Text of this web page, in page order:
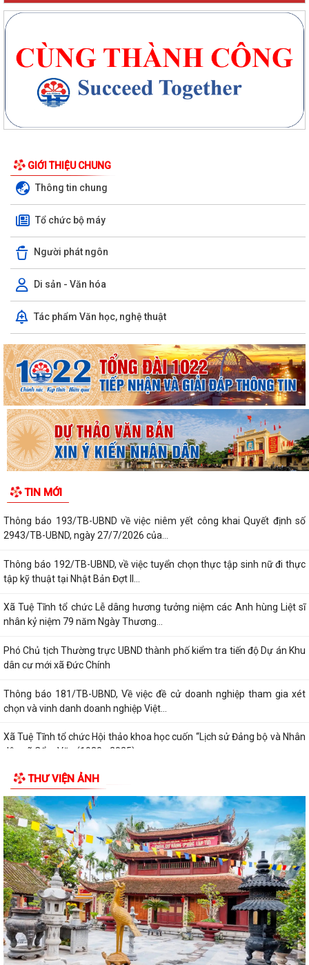
GIỚI THIỆU CHUNG
Thông tin chung
Tổ chức bộ máy
Người phát ngôn
Di sản - Văn hóa
Tác phẩm Văn học, nghệ thuật
TIN MỚI
Thông báo 195/TB-UBND, về việc niêm yết công khai Quyết định số
2370/2026/QĐ-UBND, ngày 27/7/2026...
Thông báo 187/TB-UBND, về việc niêm yết công khai Quyết định
59/2026/QĐ-UBND, ngày 21/7/2026 của...
Thông báo 188/TB-UBND, về việc niêm yết công khai Quyết định
60/2026/QĐ-UBND, ngày 21/7/2026 của...
Thông báo 189/TB-UBND về việc tham gia Giải thưởng Chất lượng
Quốc Gia năm 2026
dưỡng, nhân viên chăm sóc đi làm tại...
Thông báo 193/TB-UBND về việc niêm yết công khai Quyết định số
2943/TB-UBND, ngày 27/7/2026 của...
Thông báo 192/TB-UBND, về việc tuyển chọn thực tập sinh nữ đi thực
tập kỹ thuật tại Nhật Bản Đợt II...
Xã Tuệ Tĩnh tổ chức Lễ dâng hương tưởng niệm các Anh hùng Liệt sĩ
nhân kỷ niệm 79 năm Ngày Thương...
Phó Chủ tịch Thường trực UBND thành phố kiểm tra tiến độ Dự án Khu
dân cư mới xã Đức Chính
Thông báo 181/TB-UBND, Về việc đề cử doanh nghiệp tham gia xét
chọn và vinh danh doanh nghiệp Việt...
Xã Tuệ Tĩnh tổ chức Hội thảo khoa học cuốn “Lịch sử Đảng bộ và Nhân
dân xã Cẩm Văn (1930 - 2025)
Nghị quyết điều chỉnh, bổ sung (lần 2) kế hoạch đầu tư công năm 2026
Kế hoạch 254 triển khai thực hiện Nghị định số 142/2026/NĐ-CP của
Chính phủ quy định chi tiết một...
Kỳ họp thứ Năm HĐND xã Tuệ Tĩnh khóa II xem xét nhiều nội dung
quan trọng về phát triển kinh tế -...
Xã Tuệ Tĩnh triển khai rà soát, đánh giá thành viên hộ nghèo, hộ cận
nghèo theo Nghị quyết số...
Xã Tuệ Tĩnh tổ chức các đoàn thăm, tặng quà Mẹ Việt Nam Anh hùng,
người có công và thân nhân liệt...
THƯ VIỆN ẢNH